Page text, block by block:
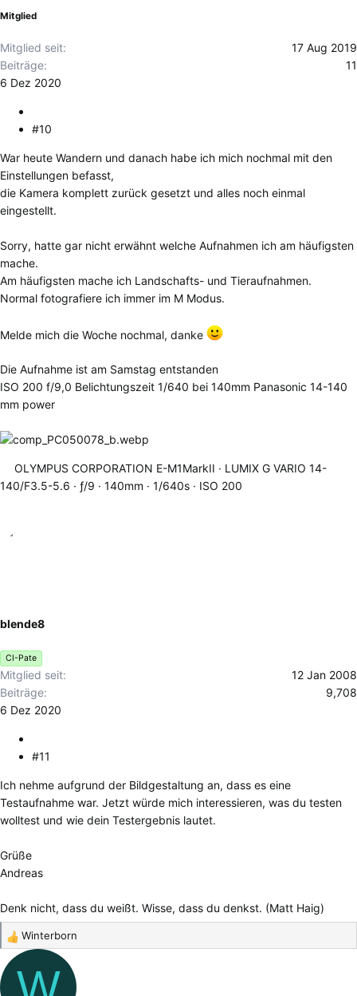
n
Mitglied
Mitglied seit
17 Aug 2019
Beiträge
11
6 Dez 2020
#10
War heute Wandern und danach habe ich mich nochmal mit den
Einstellungen befasst,
die Kamera komplett zurück gesetzt und alles noch einmal
eingestellt.
Sorry, hatte gar nicht erwähnt welche Aufnahmen ich am häufigsten
mache.
Am häufigsten mache ich Landschafts- und Tieraufnahmen.
Normal fotografiere ich immer im M Modus.
Melde mich die Woche nochmal, danke
Die Aufnahme ist am Samstag entstanden
ISO 200 f/9,0 Belichtungszeit 1/640 bei 140mm Panasonic 14-140
mm power
OLYMPUS CORPORATION E-M1MarkII
LUMIX G VARIO 14-
140/F3.5-5.6
ƒ/9 140mm 1/640s ISO 200
blende8
CI-Pate
Mitglied seit
12 Jan 2008
Beiträge
9,708
6 Dez 2020
#11
Ich nehme aufgrund der Bildgestaltung an, dass es eine
Testaufnahme war. Jetzt würde mich interessieren, was du testen
wolltest und wie dein Testergebnis lautet.
Grüße
Andreas
Denk nicht, dass du weißt. Wisse, dass du denkst. (Matt Haig)
R
e
Winterborn